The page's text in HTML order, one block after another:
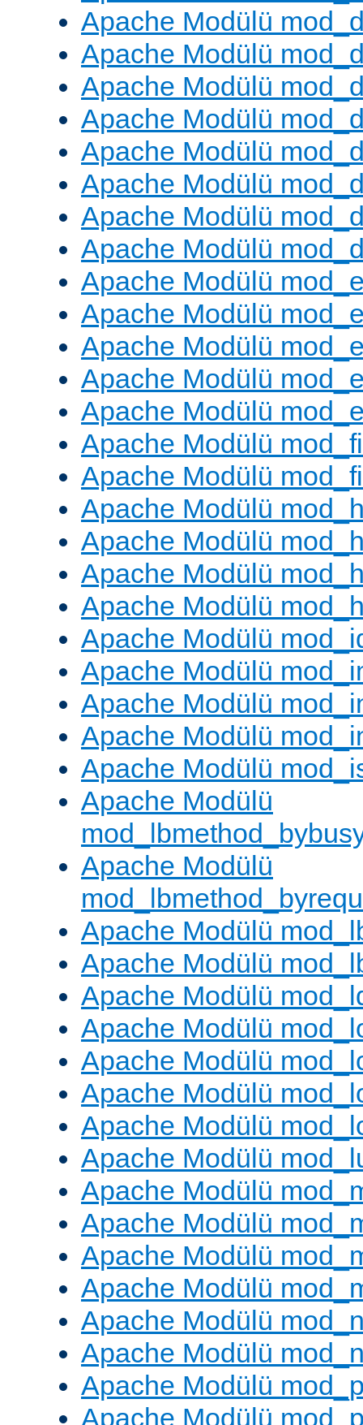
Apache Modülü
Apache Modülü
Apache Modülü
Apache Modülü
Apache Modülü
Apache Modülü
Apache Modülü
Apache Modülü
Apache Modülü
Apache Modülü
Apache Modülü
Apache Modülü
Apache Modülü
Apache Modülü
Apache Modülü
Apache Modülü
Apache Modülü
Apache Modülü
Apache Modülü
Apache Modülü
Apache Modülü
Apache Modülü
Apache Modülü
Apache Modülü
Apache Modülü
Apache Modülü
Apache Modülü
Apache Modülü
Apache Modülü
Apache Modülü
Apache Modülü
Apache Modülü
Apache Modülü
Apache Modülü
Apache Modülü
Apache Modülü
Apache Modülü
Apache Modülü
Apache Modülü
Apache Modülü
Apache Modülü
Apache Modülü